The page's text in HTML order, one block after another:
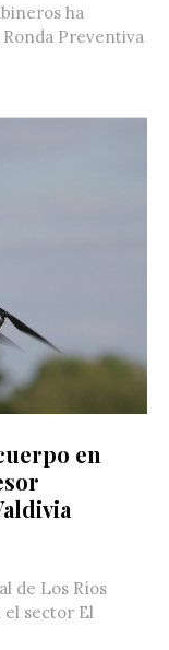
ha
Preventiva
en
de Los Ríos
el sector El